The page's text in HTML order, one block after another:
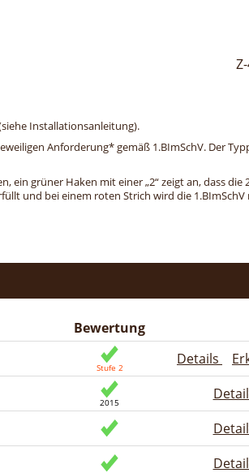
Installationsanleitung).
Anforderung* gemäß 1.BImSchV. Der
ein grüner Haken mit einer „2“ zeigt an, dass die
und bei einem roten Strich wird die
Bewertung
Details